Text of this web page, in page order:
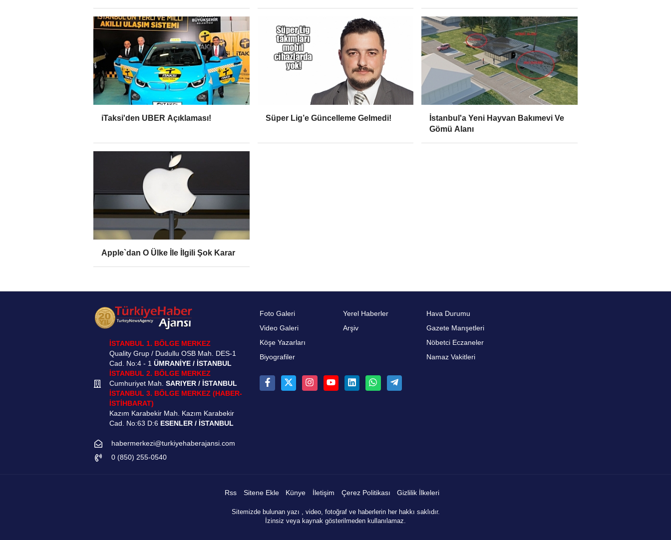
iTaksi'den UBER Açıklaması! Süper Lig’e Güncelleme Gelmedi!
İstanbul'a Yeni Hayvan Bakımevi Ve
Gömü Alanı
Apple`dan O Ülke İle İlgili Şok Karar
İSTANBUL 1. BÖLGE MERKEZ
Quality Grup / Dudullu OSB Mah. DES-1
Cad. No:4 - 1 ÜMRANİYE / İSTANBUL
İSTANBUL 2. BÖLGE MERKEZ
Cumhuriyet Mah. SARIYER / İSTANBUL
İSTANBUL 3. BÖLGE MERKEZ (HABER-
İSTİHBARAT)
Kazım Karabekir Mah. Kazım Karabekir
Cad. No:63 D:6 ESENLER / İSTANBUL
habermerkezi@turkiyehaberajansi.com
0 (850) 255-0540
Foto Galeri
Video Galeri
Köşe Yazarları
Biyografiler
Yerel Haberler
Arşiv
Hava Durumu
Gazete Manşetleri
Nöbetci Eczaneler
Namaz Vakitleri
Rss Sitene Ekle Künye İletişim Çerez Politikası Gizlilik İlkeleri
Sitemizde bulunan yazı , video, fotoğraf ve haberlerin her hakkı saklıdır.
İzinsiz veya kaynak gösterilmeden kullanılamaz.